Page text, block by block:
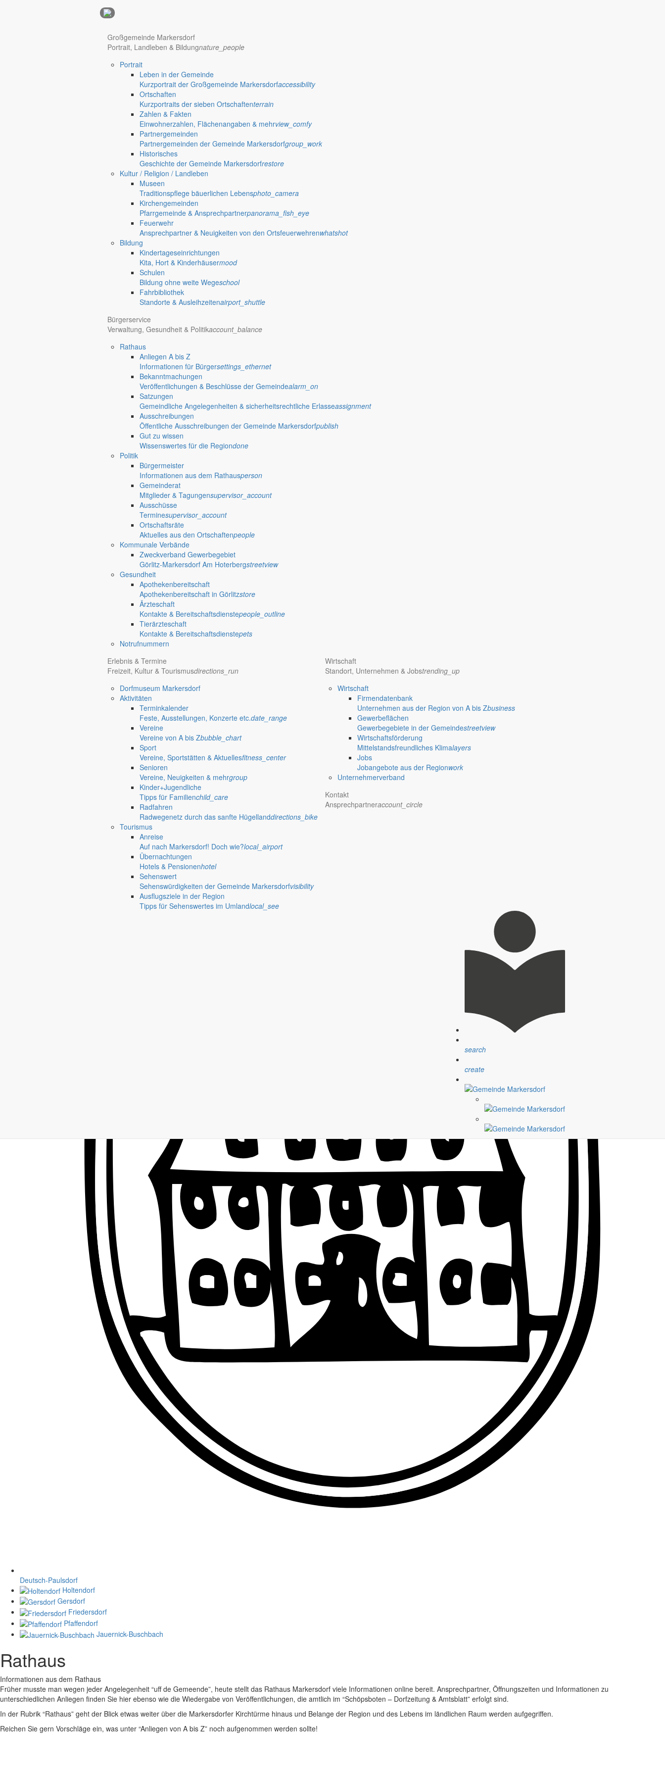
Regional werben auf markersdorf.de! anzeigen@gemeinde-markersdorf.de
Großgemeinde Markersdorf
Portrait, Landleben & Bildungnature_people
Portrait
Leben in der Gemeinde
Kurzportrait der Großgemeinde Markersdorfaccessibility
Ortschaften
Kurzportraits der sieben Ortschaftenterrain
Zahlen & Fakten
Einwohnerzahlen, Flächenangaben & mehrview_comfy
Partnergemeinden
Partnergemeinden der Gemeinde Markersdorfgroup_work
Historisches
Geschichte der Gemeinde Markersdorfrestore
Kultur / Religion / Landleben
Museen
Traditionspflege bäuerlichen Lebensphoto_camera
Kirchengemeinden
Pfarrgemeinde & Ansprechpartnerpanorama_fish_eye
Feuerwehr
Ansprechpartner & Neuigkeiten von den Ortsfeuerwehrenwhatshot
Bildung
Kindertageseinrichtungen
Kita, Hort & Kinderhäusermood
Schulen
Bildung ohne weite Wegeschool
Fahrbibliothek
Standorte & Ausleihzeitenairport_shuttle
Bürgerservice
Verwaltung, Gesundheit & Politikaccount_balance
Rathaus
Anliegen A bis Z
Informationen für Bürgersettings_ethernet
Bekanntmachungen
Veröffentlichungen & Beschlüsse der Gemeindealarm_on
Satzungen
Gemeindliche Angelegenheiten & sicherheitsrechtliche Erlasseassignment
Ausschreibungen
Öffentliche Ausschreibungen der Gemeinde Markersdorfpublish
Gut zu wissen
Wissenswertes für die Regiondone
Politik
Bürgermeister
Informationen aus dem Rathausperson
Gemeinderat
Mitglieder & Tagungensupervisor_account
Ausschüsse
Terminesupervisor_account
Ortschaftsräte
Aktuelles aus den Ortschaftenpeople
Kommunale Verbände
Zweckverband Gewerbegebiet
Görlitz-Markersdorf Am Hoterbergstreetview
Gesundheit
Apothekenbereitschaft
Apothekenbereitschaft in Görlitzstore
Ärzteschaft
Kontakte & Bereitschaftsdienstepeople_outline
Tierärzteschaft
Kontakte & Bereitschaftsdienstepets
Notrufnummern
Erlebnis & Termine
Freizeit, Kultur & Tourismusdirections_run
Dorfmuseum Markersdorf
Aktivitäten
Terminkalender
Feste, Ausstellungen, Konzerte etc.date_range
Vereine
Vereine von A bis Zbubble_chart
Sport
Vereine, Sportstätten & Aktuellesfitness_center
Senioren
Vereine, Neuigkeiten & mehrgroup
Kinder+Jugendliche
Tipps für Familienchild_care
Radfahren
Radwegenetz durch das sanfte Hügellanddirections_bike
Tourismus
Anreise
Auf nach Markersdorf! Doch wie?local_airport
Übernachtungen
Hotels & Pensionenhotel
Sehenswert
Sehenswürdigkeiten der Gemeinde Markersdorfvisibility
Ausflugsziele in der Region
Tipps für Sehenswertes im Umlandlocal_see
Wirtschaft
Standort, Unternehmen & Jobstrending_up
Wirtschaft
Firmendatenbank
Unternehmen aus der Region von A bis Zbusiness
Gewerbeflächen
Gewerbegebiete in der Gemeindestreetview
Wirtschaftsförderung
Mittelstandsfreundliches Klimalayers
Jobs
Jobangebote aus der Regionwork
Unternehmerverband
Kontakt
Ansprechpartneraccount_circle
search
create
Deutsch-Paulsdorf
Holtendorf
Gersdorf
Friedersdorf
Pfaffendorf
Jauernick-Buschbach
Rathaus
Informationen aus dem Rathaus
Früher musste man wegen jeder Angelegenheit “uff de Gemeende”, heute stellt das Rathaus Markersdorf viele Informationen online bereit. Ansprechpartner, Öffnungszeiten und Informationen zu
unterschiedlichen Anliegen finden Sie hier ebenso wie die Wiedergabe von Veröffentlichungen, die amtlich im “Schöpsboten – Dorfzeitung & Amtsblatt” erfolgt sind.
In der Rubrik “Rathaus” geht der Blick etwas weiter über die Markersdorfer Kirchtürme hinaus und Belange der Region und des Lebens im ländlichen Raum werden aufgegriffen.
Reichen Sie gern Vorschläge ein, was unter “Anliegen von A bis Z” noch aufgenommen werden sollte!